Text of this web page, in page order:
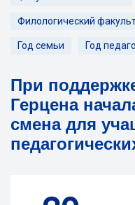
Филологический
Год семьи Год
При
Герцена
смена для